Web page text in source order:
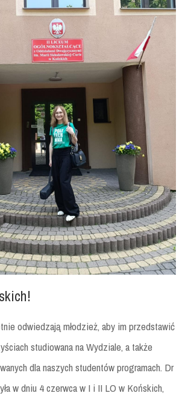
odwiedzają młodzież, aby im przedstawić
studiowana na Wydziale, a także
dla naszych studentów programach. Dr
w dniu 4 czerwca w I i II LO w Końskich,